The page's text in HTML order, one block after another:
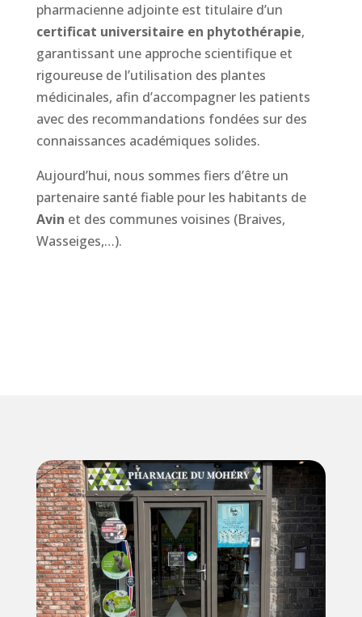
pharmacienne adjointe est titulaire d’un
certificat universitaire en phytothérapie,
garantissant une approche scientifique et
rigoureuse de l’utilisation des plantes
médicinales, afin d’accompagner les patients
avec des recommandations fondées sur des
connaissances académiques solides.
Aujourd’hui, nous sommes fiers d’être un
partenaire santé fiable pour les habitants de
Avin et des communes voisines (Braives,
Wasseiges,…).